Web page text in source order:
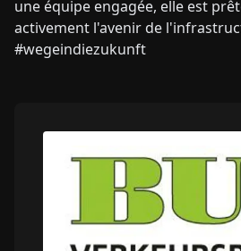
une équipe engagée, elle est
activement l'avenir de
#wegeindiezukunft